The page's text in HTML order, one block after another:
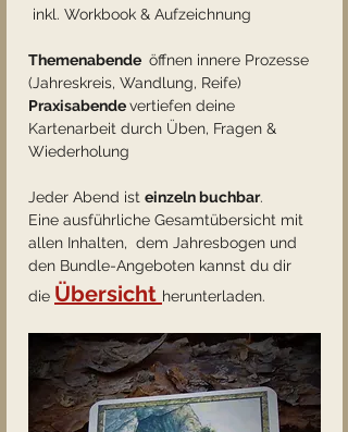
inkl. Workbook & Aufzeichnung
Themenabende öffnen innere Prozesse
(Jahreskreis, Wandlung, Reife)
Praxisabende vertiefen deine
Kartenarbeit durch Üben, Fragen &
Wiederholung
Jeder Abend ist einzeln buchbar.
Eine ausführliche Gesamtübersicht mit
allen Inhalten,  dem Jahresbogen und
den Bundle-Angeboten kannst du dir
die Übersicht herunterladen.